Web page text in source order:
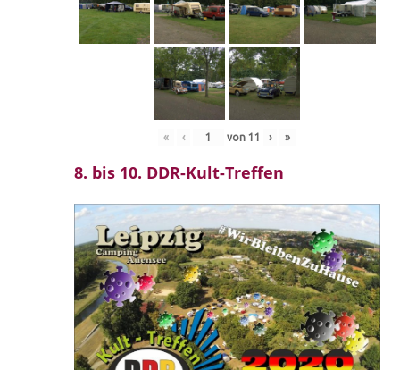
« ‹ von 11 › »
8. bis 10. DDR-Kult-Treffen